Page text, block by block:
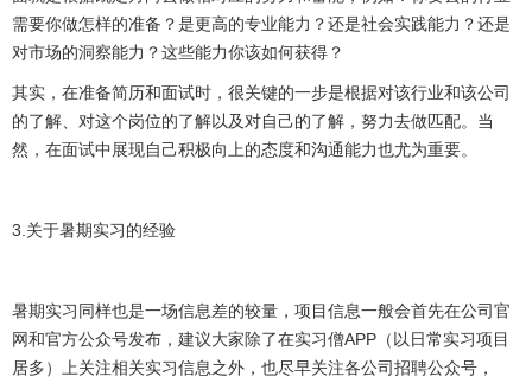
需要你做怎样的准备？是更高的专业能力？还是社会实践能力？还是
对市场的洞察能力？这些能力你该如何获得？
其实，在准备简历和面试时，很关键的一步是根据对该行业和该公司
的了解、对这个岗位的了解以及对自己的了解，努力去做匹配。当
然，在面试中展现自己积极向上的态度和沟通能力也尤为重要。
3.关于暑期实习的经验
暑期实习同样也是一场信息差的较量，项目信息一般会首先在公司官
网和官方公众号发布，建议大家除了在实习僧APP （以日常实习项目
居多）上关注相关实习信息之外，也尽早关注各公司招聘公众号，